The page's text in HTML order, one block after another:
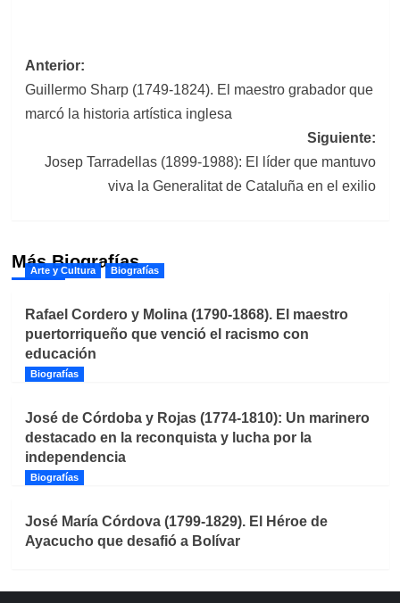
Navegación
de
Anterior:
Guillermo Sharp (1749-1824). El maestro grabador que
marcó la historia artística inglesa
Siguiente:
Josep Tarradellas (1899-1988): El líder que mantuvo
viva la Generalitat de Cataluña en el exilio
Más Biografías
Arte y Cultura Biografías
Rafael Cordero y Molina (1790-1868). El maestro
puertorriqueño que venció el racismo con
educación
Biografías
José de Córdoba y Rojas (1774-1810): Un marinero
destacado en la reconquista y lucha por la
independencia
Biografías
José María Córdova (1799-1829). El Héroe de
Ayacucho que desafió a Bolívar